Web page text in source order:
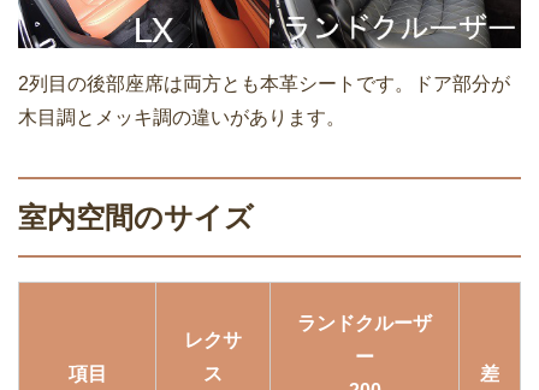
2列目の後部座席は両方とも本革シートです。ドア部分が
木目調とメッキ調の違いがあります。
室内空間のサイズ
項目
レクサ
ス
ランドクルーザ
ー
差